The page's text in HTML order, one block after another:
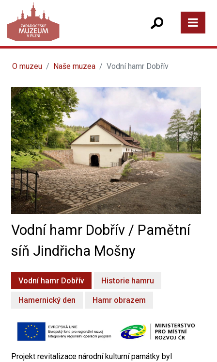
O muzeu Naše muzea Vodní hamr Dobřív
Vodní hamr Dobřív / Pamětní
síň Jindřicha Mošny
Vodní hamr Dobřív Historie hamru
Hamernický den Hamr obrazem
Projekt revitalizace národní kulturní památky byl